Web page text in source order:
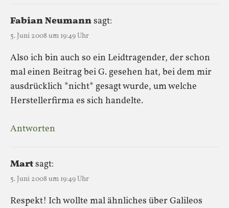
Fabian Neumannsagt:
5. Juni 2008 um 19:49 Uhr
Also ich bin auch so ein Leidtragender, der schon
mal einen Beitrag bei G. gesehen hat, bei dem mir
ausdrücklich *nicht* gesagt wurde, um welche
Herstellerfirma es sich handelte.
Antworten
Martsagt:
5. Juni 2008 um 19:49 Uhr
Respekt! Ich wollte mal ähnliches über Galileos